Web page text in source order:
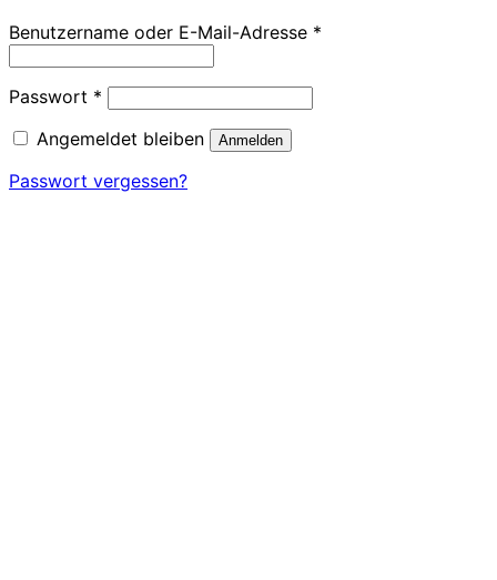
Benutzername oder E-Mail-Adresse *
Passwort * Erforderlich
Angemeldet bleiben
Anmelden
Passwort vergessen?